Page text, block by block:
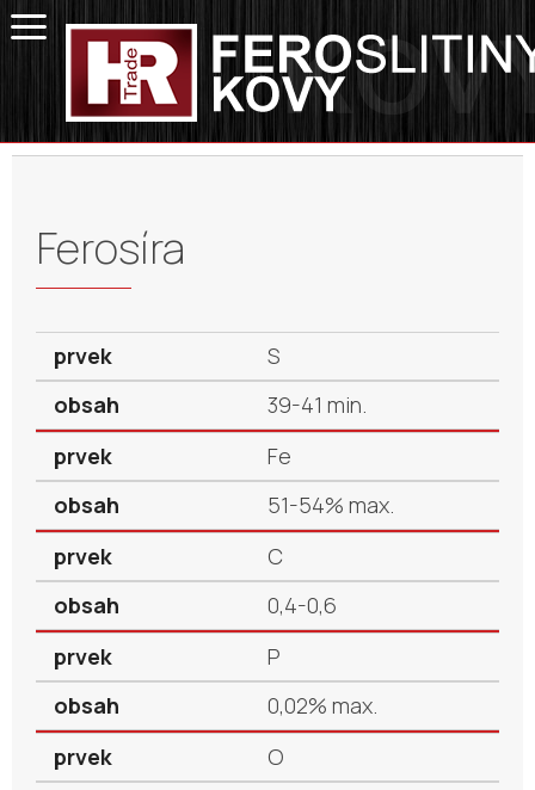
Ferosíra
S
39-41 min.
Fe
51-54% max.
C
0,4-0,6
P
0,02% max.
O